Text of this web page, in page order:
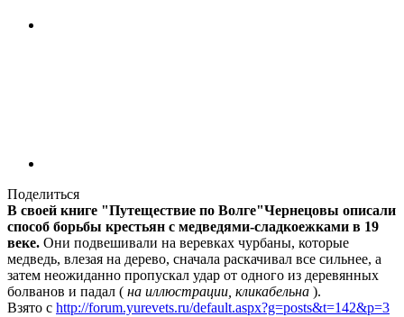
Поделиться
В своей книге "Путеществие по Волге"Чернецовы описали
способ борьбы крестьян с медведями-сладкоежками в 19
веке. Они подвешивали на веревках чурбаны, которые
медведь, влезая на дерево, сначала раскачивал все сильнее, а
затем неожиданно пропускал удар от одного из деревянных
болванов и падал ( на иллюстрации, кликабельна ).
Взято с http://forum.yurevets.ru/default.aspx?g=posts&t=142&p=3